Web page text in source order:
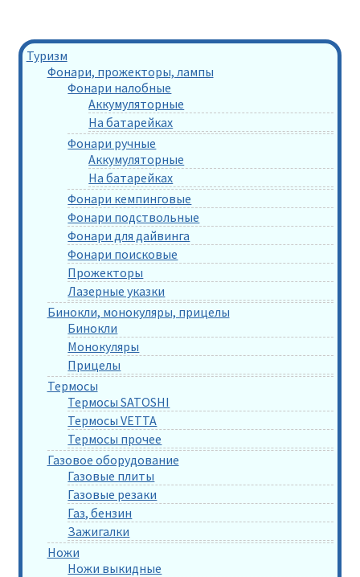
Туризм
Фонари, прожекторы, лампы
Фонари налобные
Аккумуляторные
На батарейках
Фонари ручные
Аккумуляторные
На батарейках
Фонари кемпинговые
Фонари подствольные
Фонари для дайвинга
Фонари поисковые
Прожекторы
Лазерные указки
Бинокли, монокуляры, прицелы
Бинокли
Монокуляры
Прицелы
Термосы
Термосы SATOSHI
Термосы VETTA
Термосы прочее
Газовое оборудование
Газовые плиты
Газовые резаки
Газ, бензин
Зажигалки
Ножи
Ножи выкидные